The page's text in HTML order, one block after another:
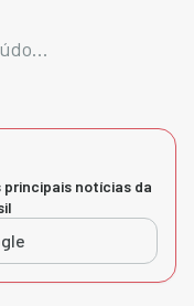
principais notícias da